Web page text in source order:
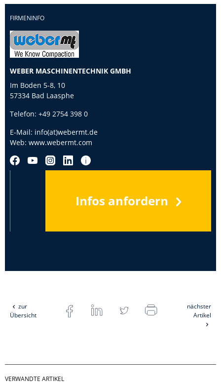
FIRMENINFO
WEBER MASCHINENTECHNIK GMBH
Im Boden 5-8, 10
57334 Bad Laasphe
Telefon: +49 2754 398 0
E-Mail: info(at)webermt.de
Web: www.webermt.com
Infos anfordern
zur
Übersicht
nächster
Artikel
VERWANDTE ARTIKEL